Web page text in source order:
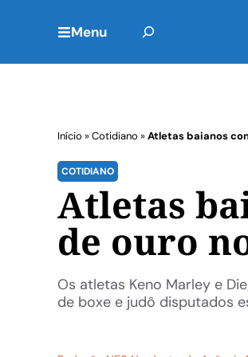
Menu
Início »Cotidiano »Atletas baianos
COTIDIANO
Atletas
de ouro
Os atletas Keno Marley e
de boxe e judô disputados